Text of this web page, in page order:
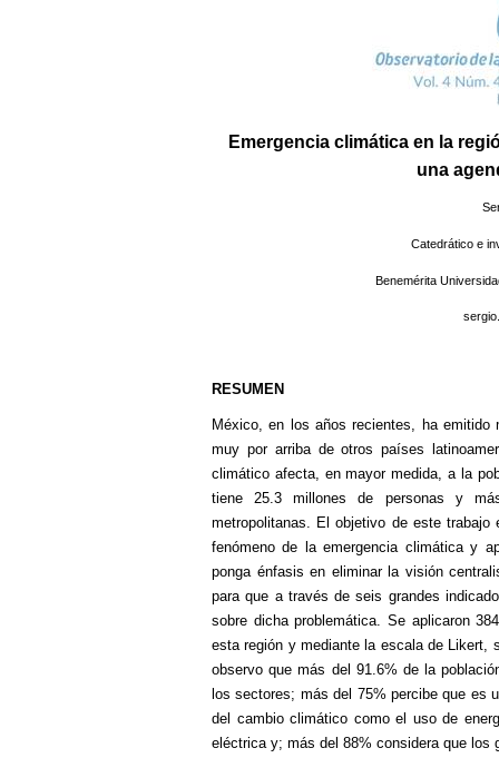
Emergencia climática en la
una
Catedrático e
Benemérita
RESUMEN
México, en los años recientes, ha
muy por arriba de otros países
climático afecta, en mayor medida, a la
tiene 25.3 millones de personas y
metropolitanas. El objetivo de este
fenómeno de la emergencia climática y
ponga énfasis en eliminar la visión
para que a través de seis grandes
sobre dicha problemática. Se aplicaron
esta región y mediante la escala de Likert,
observo que más del 91.6% de la
los sectores; más del 75% percibe que es
del cambio climático como el uso de
eléctrica y; más del 88% considera que los